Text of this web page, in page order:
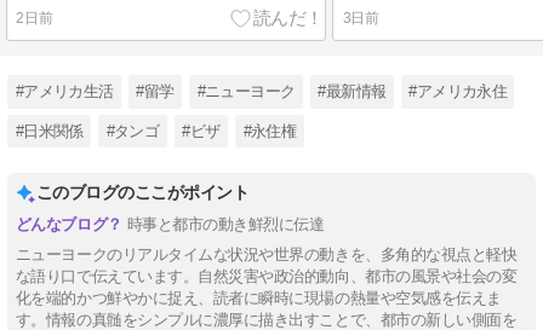
2日前 3日前
#アメリカ生活 #留学 #ニューヨーク #最新情報 #アメリカ永住
#日米関係 #タンゴ #ビザ #永住権
このブログのここがポイント
時事と都市の動き鮮烈に伝達
ニューヨークのリアルタイムな状況や世界の動きを、多角的な視点と軽快
な語り口で伝えています。自然災害や政治的動向、都市の風景や社会の変
化を端的かつ鮮やかに捉え、読者に瞬時に現場の熱量や空気感を伝えま
す。情報の真髄をシンプルに濃厚に描き出すことで、都市の新しい側面を